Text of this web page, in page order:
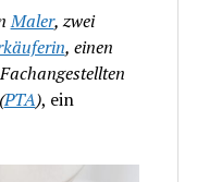
Maler, zwei
, einen
PTA), ein